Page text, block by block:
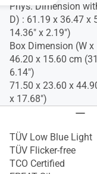
Phys. Dimension
D) : 61.19 x 36.47 x
14.36" x 2.19")
Box Dimension (W
46.20 x 15.60 cm
6.14")
71.50 x 23.60 x
x 17.68")
TÜV Low Blue Light
TÜV Flicker-free
TCO Certified